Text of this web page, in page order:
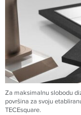
Za maksimalnu slobodu
površina za svoju
TECEsquare.